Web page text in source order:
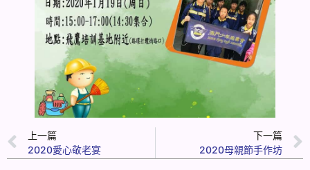
上一篇
2020愛心敬老宴
下一篇
2020母親節手作坊